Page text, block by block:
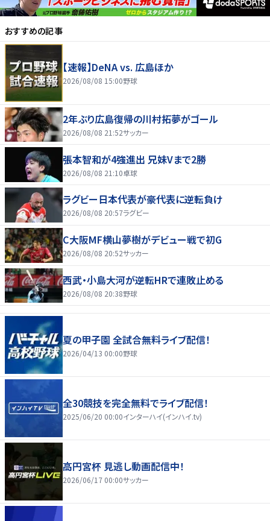
おすすめの記事
【速報】DeNA vs. 広島ほか
2026/08/08 15:00野球
2年ぶり広島復帰の川村拓夢がゴール
2026/08/08 21:52サッカー
張本智和が4強進出 兄妹Vまで2勝
2026/08/08 21:10卓球
ラグビー日本代表が豪代表に逆転負け
2026/08/08 20:57ラグビー
C大阪MF横山夢樹がデビュー戦で初G
2026/08/08 20:52サッカー
西武・小島大河が逆転HRで連敗止める
2026/08/08 20:38野球
夏の甲子園 全試合無料ライブ配信！
2026/04/13 00:00野球
全30競技を完全無料でライブ配信！
2025/06/20 00:00インターハイ(インハイ.tv)
高円宮杯 見逃し動画配信中！
2026/06/17 00:00サッカー